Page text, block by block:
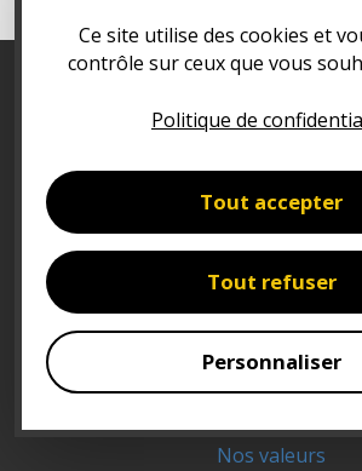
Crédits et assurances
Immobilier
Rendez-vous en
NOUS
Qui sommes-nous ?
Nos valeurs
Ce site utilise des cookies et
contrôle sur ceux que vous
Politique de
Tout accepter
Tout refuser
Personnaliser